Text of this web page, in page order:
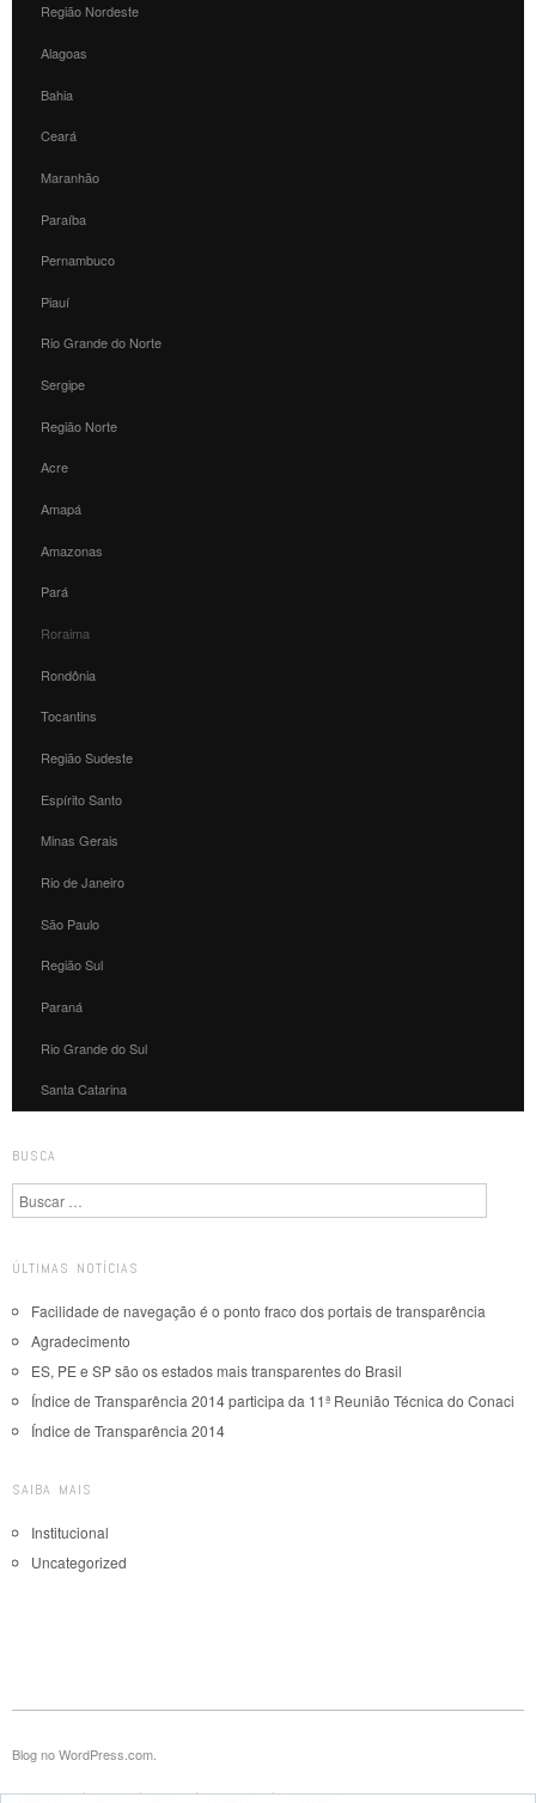
Região Nordeste
Alagoas
Bahia
Ceará
Maranhão
Paraíba
Pernambuco
Piauí
Rio Grande do Norte
Sergipe
Região Norte
Acre
Amapá
Amazonas
Pará
Roraima
Rondônia
Tocantins
Região Sudeste
Espírito Santo
Minas Gerais
Rio de Janeiro
São Paulo
Região Sul
Paraná
Rio Grande do Sul
Santa Catarina
BUSCA
Pesquisa
ÚLTIMAS NOTÍCIAS
Facilidade de navegação é o ponto fraco dos portais de transparência
Agradecimento
ES, PE e SP são os estados mais transparentes do Brasil
Índice de Transparência 2014 participa da 11ª Reunião Técnica do Conaci
Índice de Transparência 2014
SAIBA MAIS
Institucional
Uncategorized
Blog no WordPress.com.